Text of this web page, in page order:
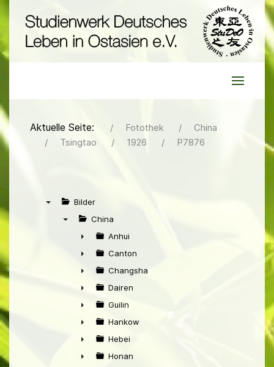
Aktuelle Seite: Fotothek
China
Tsingtao
1926 P7876
Bilder
China
►
Anhui
►
Canton
►
Changsha
►
Dairen
►
Guilin
►
Hankow
►
Hebei
Honan